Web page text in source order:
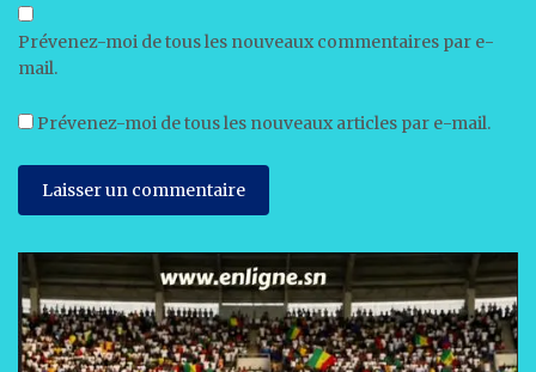
Prévenez-moi de tous les nouveaux commentaires par e-
mail.
Prévenez-moi de tous les nouveaux articles par e-mail.